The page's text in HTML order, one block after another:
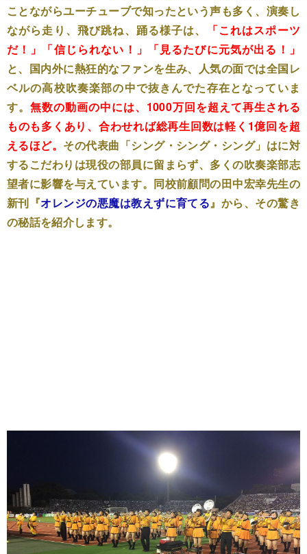
ことながらユーチューブで知ったという声も多く、演奏し
ながら走り、飛び跳ね、踊る様子は、
「これはスポーツ
だ！」「信じられない！」「見るたびに元気が出る！」
と、国内外に熱狂的なファンを生み、人気の面では全国レ
ベルの高校吹奏楽部の中で抜きんでた存在となっていま
す。 無数の動画の中には、1000万回を超えて再生される
ものも多くあり、合わせれば総再生回数は軽く1億回を超
えるほど。 その代表曲「シング・シング・シング」はに対
するこだわりは現役の部員に留まらず、多くの吹奏楽部志
望者に影響を与えています。同校前顧問の田中宏幸先生の
新刊『オレンジの悪魔は教えずに育てる』から、その驚き
の秘話を紹介します。